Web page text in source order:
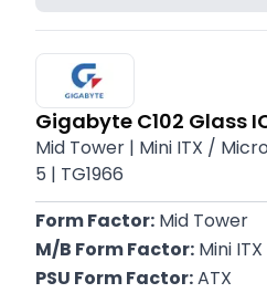
Gigabyte C102 Glass
Mid Tower | Mini ITX /
5 | TG1966
Form Factor: Mid Tower
M/B Form Factor: Mini
PSU Form Factor: ATX